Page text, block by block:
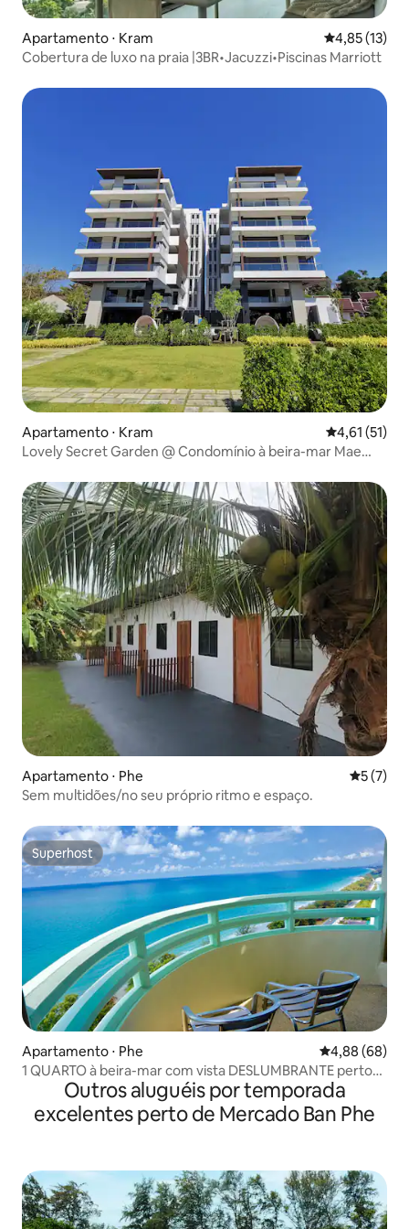
Apartamento ⋅ Kram 4,85 de uma
4,85 (13)
Cobertura de luxo na praia |3BR•Jacuzzi•Piscinas Marriott
Apartamento ⋅ Kram 4,61 de uma
4,61 (51)
Lovely Secret Garden @ Condomínio à beira-mar Mae
Apartamento ⋅ Phe 5 de
5 (7)
Sem multidões/no seu próprio ritmo e espaço.
Superhost
Superhost
Apartamento ⋅ Phe 4,88 de uma
4,88 (68)
1 QUARTO à beira-mar com vista DESLUMBRANTE perto
de Koh Samet
Outros aluguéis por temporada
excelentes perto de Mercado Ban Phe